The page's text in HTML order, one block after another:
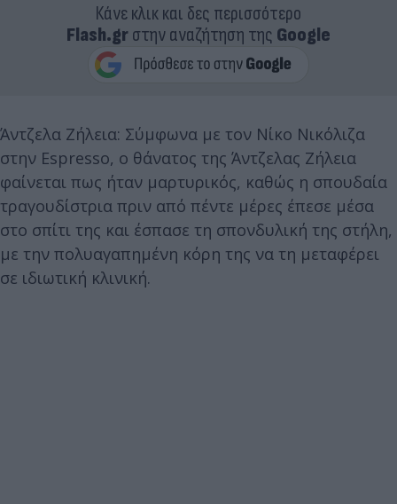
Κάνε κλικ και δες περισσότερο
Flash.grστην αναζήτηση της Google
Άντζελα Ζήλεια: Σύμφωνα με τον Νίκο Νικόλιζα
στην Espresso, ο θάνατος της Άντζελας Ζήλεια
φαίνεται πως ήταν μαρτυρικός, καθώς η σπουδαία
τραγουδίστρια πριν από πέντε μέρες έπεσε μέσα
στο σπίτι της και έσπασε τη σπονδυλική της στήλη,
με την πολυαγαπημένη κόρη της να τη μεταφέρει
σε ιδιωτική κλινική.